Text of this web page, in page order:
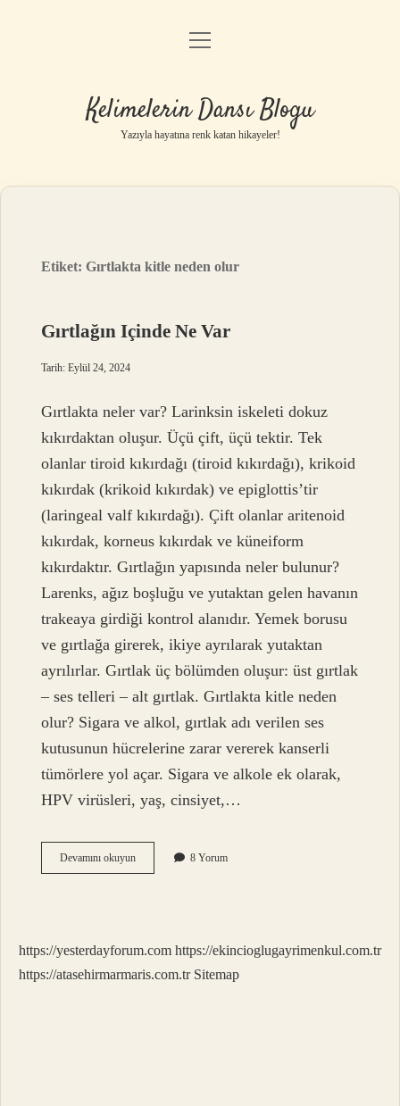
Anasayfa
Yasal Uyarı
menüyü
Kelimelerin Dansı Blogu
Yazıyla hayatına renk katan hikayeler!
Etiket:Gırtlakta kitle neden olur
Gırtlağın Içinde Ne Var
Tarih: Eylül 24, 2024
Gırtlakta neler var? Larinksin iskeleti dokuz
kıkırdaktan oluşur. Üçü çift, üçü tektir. Tek
olanlar tiroid kıkırdağı (tiroid kıkırdağı), krikoid
kıkırdak (krikoid kıkırdak) ve epiglottis’tir
(laringeal valf kıkırdağı). Çift olanlar aritenoid
kıkırdak, korneus kıkırdak ve küneiform
kıkırdaktır. Gırtlağın yapısında neler bulunur?
Larenks, ağız boşluğu ve yutaktan gelen havanın
trakeaya girdiği kontrol alanıdır. Yemek borusu
ve gırtlağa girerek, ikiye ayrılarak yutaktan
ayrılırlar. Gırtlak üç bölümden oluşur: üst gırtlak
– ses telleri – alt gırtlak. Gırtlakta kitle neden
olur? Sigara ve alkol, gırtlak adı verilen ses
kutusunun hücrelerine zarar vererek kanserli
tümörlere yol açar. Sigara ve alkole ek olarak,
HPV virüsleri, yaş, cinsiyet,…
Devamını okuyunGırtlağın
Içinde
8 Yorum
https://yesterdayforum.com https://ekincioglugayrimenkul.com.tr
https://atasehirmarmaris.com.tr Sitemap